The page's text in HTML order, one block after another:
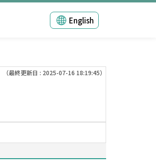
English
（最終更新日 : 2025-07-16 18:19:45）